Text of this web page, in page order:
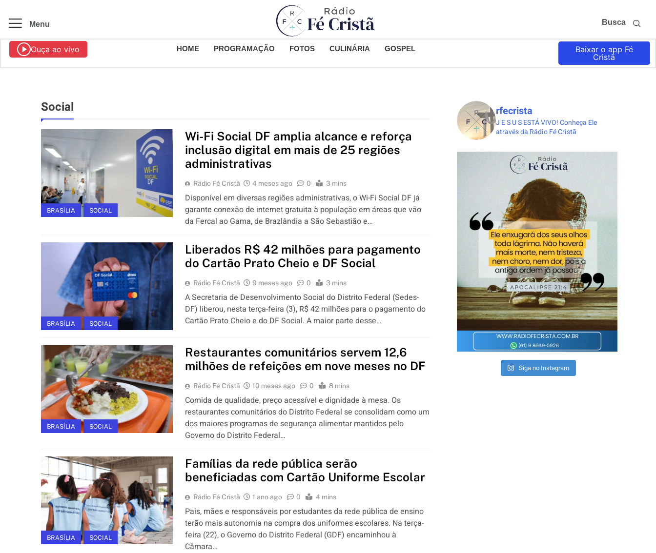
Menu Busca
Ouça ao vivo HOME PROGRAMAÇÃO FOTOS CULINÁRIA GOSPEL
Baixar o app Fé
Cristã
Social
BRASÍLIA SOCIAL
Wi-Fi Social DF amplia alcance e reforça
inclusão digital em mais de 25 regiões
administrativas
Rádio Fé Cristã 4 meses ago 0 3 mins
Disponível em diversas regiões administrativas, o Wi-Fi Social DF já
garante conexão de internet gratuita à população em áreas que vão
da Fercal ao Gama, de Brazlândia a São Sebastião e…
BRASÍLIA SOCIAL
Liberados R$ 42 milhões para pagamento
do Cartão Prato Cheio e DF Social
Rádio Fé Cristã 9 meses ago 0 3 mins
A Secretaria de Desenvolvimento Social do Distrito Federal (Sedes-
DF) liberou, nesta terça-feira (3), R$ 42 milhões para o pagamento do
Cartão Prato Cheio e do DF Social. A maior parte desse…
BRASÍLIA SOCIAL
Restaurantes comunitários servem 12,6
milhões de refeições em nove meses no DF
Rádio Fé Cristã 10 meses ago 0 8 mins
Comida de qualidade, preço acessível e dignidade à mesa. Os
restaurantes comunitários do Distrito Federal se consolidam como um
dos maiores programas de segurança alimentar mantidos pelo
Governo do Distrito Federal…
BRASÍLIA SOCIAL
Famílias da rede pública serão
beneficiadas com Cartão Uniforme Escolar
Rádio Fé Cristã 1 ano ago 0 4 mins
Pais, mães e responsáveis por estudantes da rede pública de ensino
terão mais autonomia na compra dos uniformes escolares. Na terça-
feira (22), o Governo do Distrito Federal (GDF) encaminhou à
Câmara…
rfecrista
J E S U S ESTÁ VIVO!Conheça Ele
através da Rádio Fé Cristã
Siga no Instagram